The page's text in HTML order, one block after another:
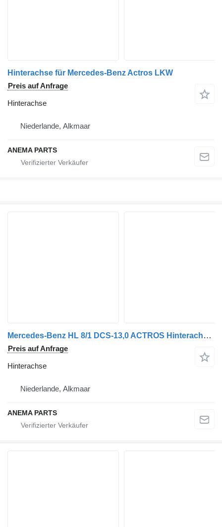
Hinterachse für Mercedes-Benz Actros LKW
Preis auf Anfrage
Hinterachse
Niederlande, Alkmaar
ANEMA PARTS
Mercedes-Benz HL 8/1 DCS-13,0 ACTROS Hinterachse für LKW
Preis auf Anfrage
Hinterachse
Niederlande, Alkmaar
ANEMA PARTS